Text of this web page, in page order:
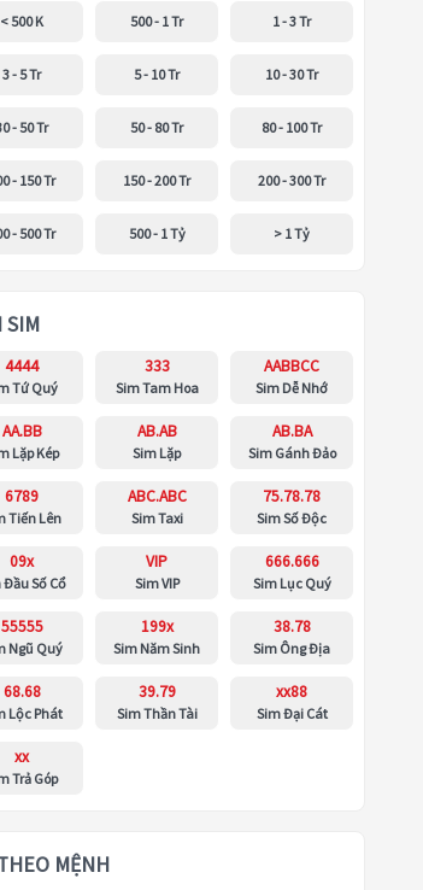
< 500 K 500 - 1 Tr 1 - 3 Tr
3 - 5 Tr 5 - 10 Tr 10 - 30 Tr
- 50 Tr 50 - 80 Tr 80 - 100 Tr
- 150 Tr 150 - 200 Tr 200 - 300 Tr
- 500 Tr 500 - 1 Tỷ > 1 Tỷ
SIM
4444
Tứ Quý
333
Sim Tam Hoa
AABBCC
Sim Dễ Nhớ
AA.BB
Lặp Kép
AB.AB
Sim Lặp
AB.BA
Sim Gánh Đảo
6789
Tiến Lên
ABC.ABC
Sim Taxi
75.78.78
Sim Số Độc
09x
Đầu Số Cổ
VIP
Sim VIP
666.666
Sim Lục Quý
55555
Ngũ Quý
199x
Sim Năm Sinh
38.78
Sim Ông Địa
68.68
Lộc Phát
39.79
Sim Thần Tài
xx88
Sim Đại Cát
xx
Trả Góp
MỆNH